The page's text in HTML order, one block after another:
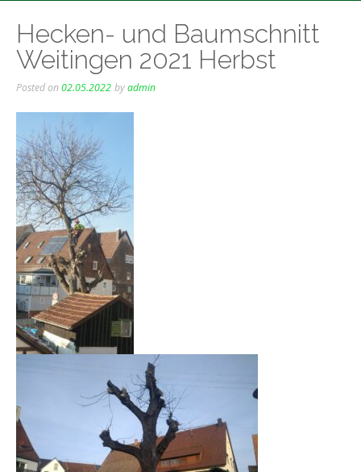
Hecken- und Baumschnitt
Weitingen 2021 Herbst
Posted on02.05.2022 byadmin